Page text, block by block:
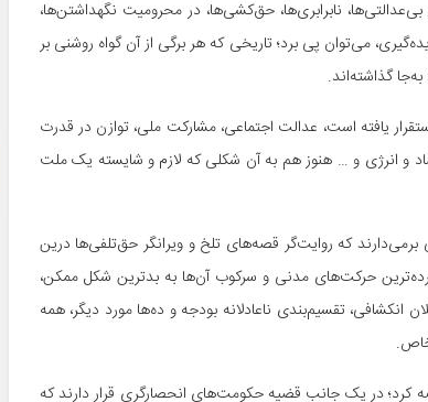
نابرابری‌­ها، حق‌کشی‌­ها، در محرومیت نگهداشتن‌­ها،
می­‌توان پی برد؛ تاریخی که هر برگی از آن گواه روشنی بر
گذاشته­‌اند.
یافته است، عدالت اجتماعی،‌ مشارکت ملی، توازن در قدرت
و انرژی و … هنوز هم به آن شکلی که لازم و شایسته یک ملت
که روایت­‌گر قصه­‌های تلخ و ویرانگر حق‌‌تلفی­‌ها درین
حرکت­‌های مدنی و سرکوب آن­‌ها به بدترین شکل ممکن،
تقسیم‌­بندی ناعادلانه بودجه و ده­‌ها مورد دیگر، همه
کرد؛‌ در یک جانب قضیه حکومت­‌های انحصارگری قرار دارند که